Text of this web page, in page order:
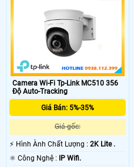
Camera Wi-Fi Tp-Link MC510 356
Độ Auto-Tracking
Giá Bán: 5%-35%
Giá gốc:
️⚡ Hình Ành Chất Lượng : 2K Lite .
⚛️ Công Nghệ : IP Wifi.